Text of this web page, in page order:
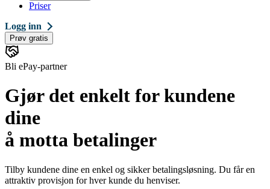
Priser
Logg inn
Prøv gratis
Bli ePay-partner
Gjør det enkelt for kundene
dine
å motta betalinger
Tilby kundene dine en enkel og sikker betalingsløsning. Du får en
attraktiv provisjon for hver kunde du henviser.